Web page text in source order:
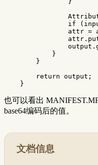
if
(
attr =
attr .
output .
}
}
return output ;
}
也可以看出
base64编码后的值。
文档信息